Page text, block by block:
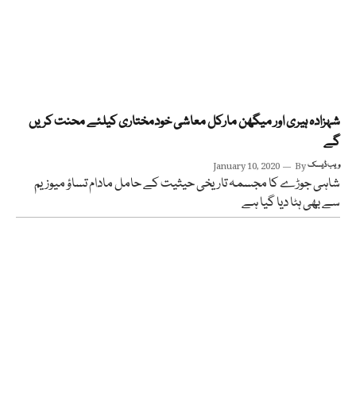
شہزادہ ہیری اور میگھن مارکل معاشی خودمختاری کیلئے محنت کریں
گے
January 10, 2020 Byویب ڈیسک
شاہی جوڑے کا مجسمہ تاریخی حیثیت کے حامل مادام تساؤ میوزیم
سے بھی ہٹا دیا گیا ہے